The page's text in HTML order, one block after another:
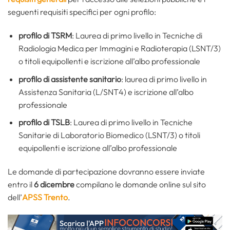
seguenti requisiti specifici per ogni profilo:
profilo di TSRM: Laurea di primo livello in Tecniche di
Radiologia Medica per Immagini e Radioterapia (LSNT/3)
o titoli equipollenti e iscrizione all’albo professionale
profilo di assistente sanitario: laurea di primo livello in
Assistenza Sanitaria (L/SNT4) e iscrizione all’albo
professionale
profilo di TSLB: Laurea di primo livello in Tecniche
Sanitarie di Laboratorio Biomedico (LSNT/3) o titoli
equipollenti e iscrizione all’albo professionale
Le domande di partecipazione dovranno essere inviate
entro il6 dicembrecompilano le domande online sul sito
dell’APSS Trento.